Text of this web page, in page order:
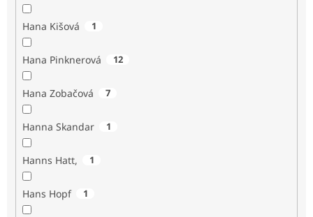
Hana Kišová 1
Hana Pinknerová 12
Hana Zobačová 7
Hanna Skandar 1
Hanns Hatt, 1
Hans Hopf 1